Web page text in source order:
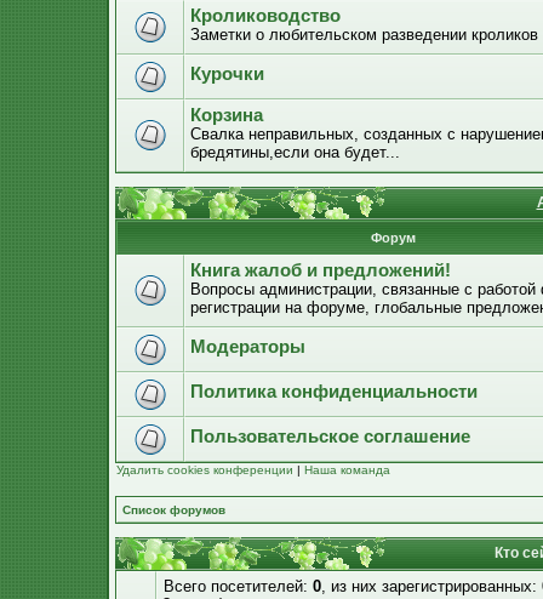
Кролиководство
Заметки о любительском разведении кроликов
Курочки
Корзина
Свалка неправильных, созданных с
бредятины,если она будет...
Форум
Книга жалоб и предложений!
Вопросы администрации, связанные с
регистрации на форуме, глобальные
Модераторы
Политика конфиденциальности
Пользовательское соглашение
Удалить cookies конференции | Наша команда
Список форумов
Кто
Всего посетителей: 0, из них